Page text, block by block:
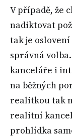
V případě, že
nadiktovat
tak je
správná
kanceláře i
na běžných
realitkou tak
realitní
prohlídka